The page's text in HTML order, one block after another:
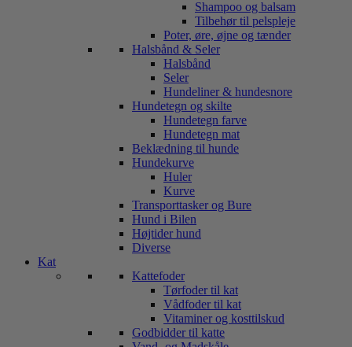
Shampoo og balsam
Tilbehør til pelspleje
Poter, øre, øjne og tænder
Halsbånd & Seler
Halsbånd
Seler
Hundeliner & hundesnore
Hundetegn og skilte
Hundetegn farve
Hundetegn mat
Beklædning til hunde
Hundekurve
Huler
Kurve
Transporttasker og Bure
Hund i Bilen
Højtider hund
Diverse
Kat
Kattefoder
Tørfoder til kat
Vådfoder til kat
Vitaminer og kosttilskud
Godbidder til katte